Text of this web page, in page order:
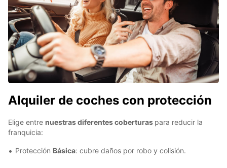
Alquiler de coches con protección
Elige entre nuestras diferentes coberturas para reducir la
franquicia:
Protección Básica: cubre daños por robo y colisión.